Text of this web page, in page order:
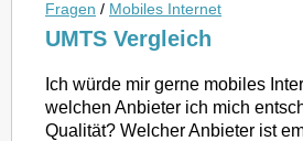
Fragen / Mobiles Internet
UMTS Vergleich
Ich würde mir gerne mobiles
welchen Anbieter ich mich
Qualität? Welcher Anbieter ist